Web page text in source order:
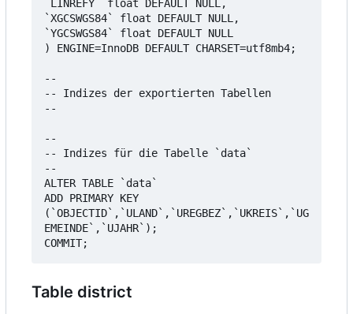
`LINREFY` float DEFAULT NULL,
`XGCSWGS84` float DEFAULT NULL,
`YGCSWGS84` float DEFAULT NULL
) ENGINE=InnoDB DEFAULT CHARSET=utf8mb4;
--
-- Indizes der exportierten Tabellen
--
--
-- Indizes für die Tabelle `data`
--
ALTER TABLE `data`
ADD PRIMARY KEY
(`OBJECTID`,`ULAND`,`UREGBEZ`,`UKREIS`,`UG
EMEINDE`,`UJAHR`);
Table district